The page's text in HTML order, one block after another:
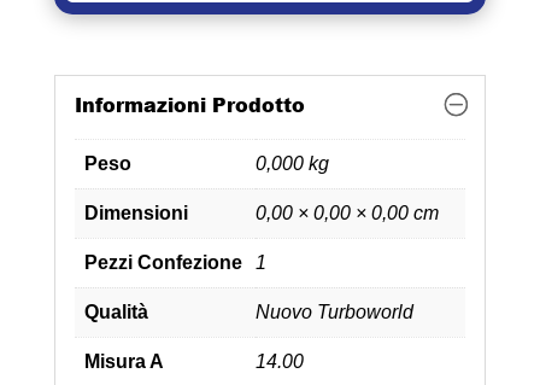
Informazioni Prodotto
Peso 0,000 kg
Dimensioni 0,00 × 0,00 × 0,00 cm
Pezzi Confezione 1
Qualità Nuovo Turboworld
Misura A 14.00